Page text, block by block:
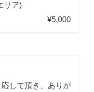
リア)
¥5,000
して頂き、ありが